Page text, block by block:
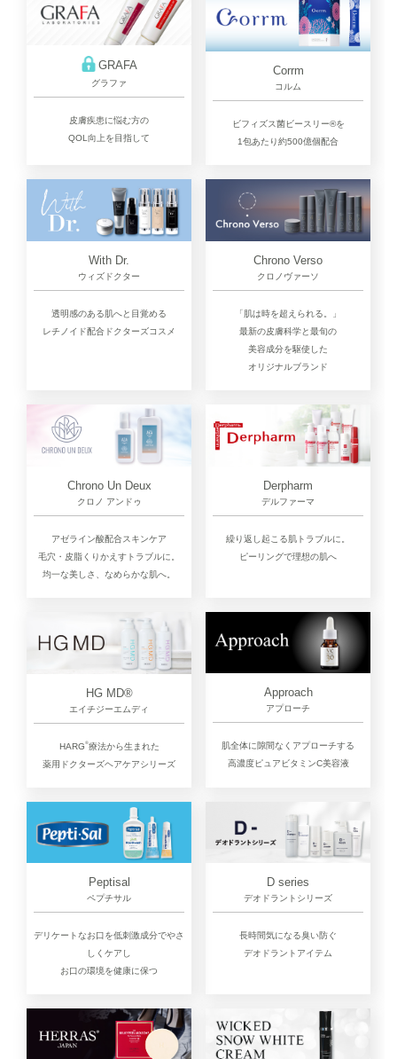
GRAFA
グラファ
皮膚疾患に悩む方の
QOL向上を目指して
Corrm
コルム
ビフィズス菌ビースリー®を
1包あたり約500億個配合
With Dr.
ウィズドクター
透明感のある肌へと目覚める
レチノイド配合ドクターズコスメ
Chrono Verso
クロノヴァーソ
「肌は時を超えられる。」
最新の皮膚科学と最旬の
美容成分を駆使した
オリジナルブランド
Chrono Un Deux
クロノ アンドゥ
アゼライン酸配合スキンケア
毛穴・皮脂くりかえすトラブルに。
均一な美しさ、なめらかな肌へ。
Derpharm
デルファーマ
繰り返し起こる肌トラブルに。
ピーリングで理想の肌へ
HG MD®
エイチジーエムディ
HARG®︎療法から生まれた
薬用ドクターズヘアケアシリーズ
Approach
アプローチ
肌全体に隙間なくアプローチする
高濃度ピュアビタミンC美容液
Peptisal
ペプチサル
デリケートなお口を低刺激成分でやさ
しくケアし
お口の環境を健康に保つ
D series
デオドラントシリーズ
長時間気になる臭い防ぐ
デオドラントアイテム